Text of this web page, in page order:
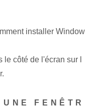
installer Window
le côté de l'écran⁢ sur l
FENÊTR